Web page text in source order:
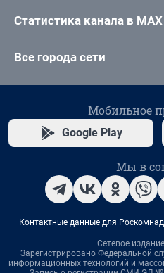
Статистика канала в MAX
Все города сети
Мобильное
Google Play
Мы в
Контактные данные для
Сетевое
Зарегистрировано Федеральной
информационных технологий и